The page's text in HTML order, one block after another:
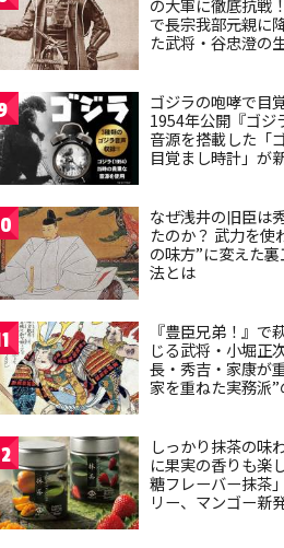
の大軍に徹底抗戦
で長宗我部元親に
た武将・谷忠澄の
ゴジラの咆哮で目
1954年公開『ゴジ
音源を搭載した「
目覚まし時計」が
なぜ浅井の旧臣は
たのか？ 武力を使
の味方”に変えた
法とは
『豊臣兄弟！』で
じる武将・小堀正
長・秀吉・家康が
家を重ねた実務派
しっかり抹茶の味
に果実の香りも楽
糖フレーバー抹茶
リー、マンゴー新